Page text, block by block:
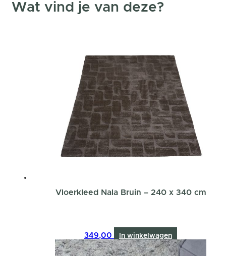
Wat vind je van deze?
Vloerkleed Nala Bruin – 240 x 340 cm
349,00 In winkelwagen